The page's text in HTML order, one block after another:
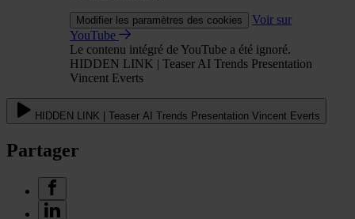
Modifier les paramètres des cookies
Voir sur
YouTube
Le contenu intégré de YouTube a été ignoré.
HIDDEN LINK | Teaser AI Trends Presentation
Vincent Everts
HIDDEN LINK | Teaser AI Trends Presentation Vincent Everts
Partager